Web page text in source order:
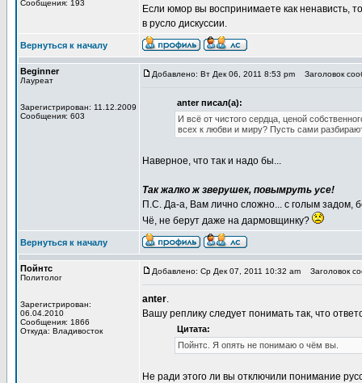
Сообщения: 193
Если юмор вы воспринимаете как ненависть,
в русло дискуссии.
Вернуться к началу
Beginner
Лауреат
Зарегистрирован: 11.12.2009
Сообщения: 603
Добавлено: Вт Дек 06, 2011 8:53 pm Заголовок
anter писал(а):
И всё от чистого сердца, ценой
всех к любви и миру? Пусть сами
Наверное, что так и надо бы...
Так жалко ж зверушек, повымруть усе!
П.С. Да-а, Вам лично сложно... с голым задом,
Чё, не берут даже на дармовщинку?
Вернуться к началу
Пойнтс
Политолог
Зарегистрирован:
06.04.2010
Сообщения: 1866
Откуда: Владивосток
Добавлено: Ср Дек 07, 2011 10:32 am Заголовок
anter.
Вашу реплику следует понимать так, что
Цитата:
Пойнтс. Я опять не понимаю о чём вы.
Не ради этого ли вы отключили понимание